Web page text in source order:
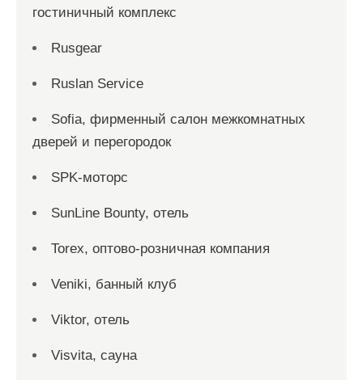
гостиничный комплекс
Rusgear
Ruslan Service
Sofia, фирменный салон межкомнатных
дверей и перегородок
SPK-моторс
SunLine Bounty, отель
Torex, оптово-розничная компания
Veniki, банный клуб
Viktor, отель
Visvita, сауна